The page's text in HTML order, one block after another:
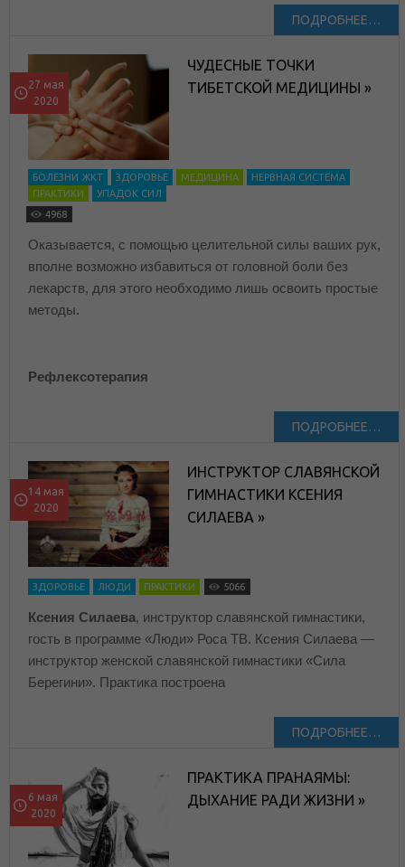
ПОДРОБНЕЕ…
27 мая
2020
ЧУДЕСНЫЕ ТОЧКИ
ТИБЕТСКОЙ МЕДИЦИНЫ »
БОЛЕЗНИ ЖКТ ЗДОРОВЬЕ МЕДИЦИНА
НЕРВНАЯ СИСТЕМА
ПРАКТИКИ
УПАДОК СИЛ
4968
Оказывается, с помощью целительной силы ваших рук,
вполне возможно избавиться от головной боли без
лекарств, для этого необходимо лишь освоить простые
методы.
Рефлексотерапия
ПОДРОБНЕЕ…
14 мая
2020
ИНСТРУКТОР СЛАВЯНСКОЙ
ГИМНАСТИКИ КСЕНИЯ
СИЛАЕВА »
ЗДОРОВЬЕ ЛЮДИ ПРАКТИКИ 5066
Ксения Силаева, инструктор славянской гимнастики,
гость в программе «Люди» Роса ТВ. Ксения Силаева —
инструктор женской славянской гимнастики «Сила
Берегини». Практика построена
ПОДРОБНЕЕ…
6 мая
2020
ПРАКТИКА ПРАНАЯМЫ:
ДЫХАНИЕ РАДИ ЖИЗНИ »